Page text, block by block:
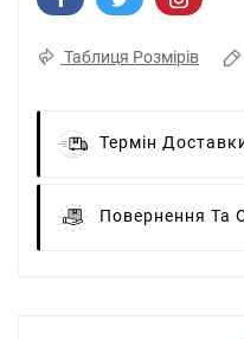
Таблиця Розмірів
Термін
Повернення Та